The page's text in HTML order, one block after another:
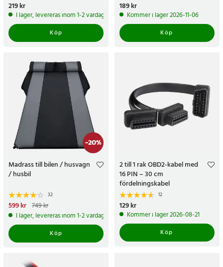
Pris:219 kr
219 kr
I lager, levereras inom 1-2 vardagar
Köp
Pris:189 kr
189 kr
Kommer i lager 2026-11-06
Köp
-20%
Madrass till bilen / husvagn
/ husbil
32
Nuvarande pris
pris:749 kr
599 kr 749 kr
I lager, levereras inom 1-2 vardagar
Köp
2 till 1 rak OBD2-kabel med
16 PIN – 30 cm
fördelningskabel
12
Pris:129 kr
129 kr
Kommer i lager 2026-08-21
Köp